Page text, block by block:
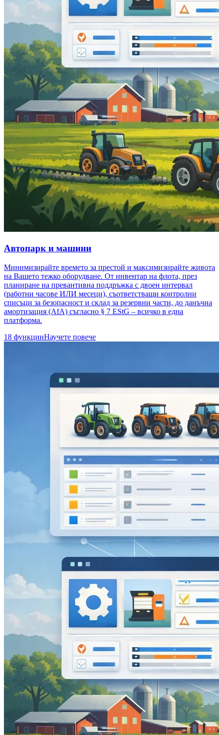
Автопарк и машини
Минимизирайте времето за престой и максимизирайте живота
на Вашето тежко оборудване. От инвентар на флота, през
планиране на превантивна поддръжка с двоен интервал
(работни часове ИЛИ месеци), съответстващи контролни
списъци за безопасност и склад за резервни части, до данъчна
амортизация (AfA) съгласно § 7 EStG – всичко в една
платформа.
18 функцииНаучете повече